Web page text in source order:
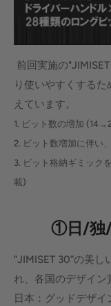
前回実施の
り使いやすくする
えています。
1. ビット数の増加
2. ビット数増加に伴い
3. ビット格納ギミック
載)
①日/独/
”JIMISET 30”の美
れ、各国のデザイ
日本：グッドデザイ